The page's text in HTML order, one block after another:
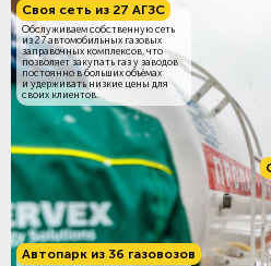
Своя сеть из 27 АГЗС
Обслуживаем собственную сеть
из 27 автомобильных газовых
заправочных комплексов, что
позволяет закупать газ у заводов
постоянно в больших объёмах
и удерживать низкие цены для
своих клиентов.
Автопарк из 36 газовозов